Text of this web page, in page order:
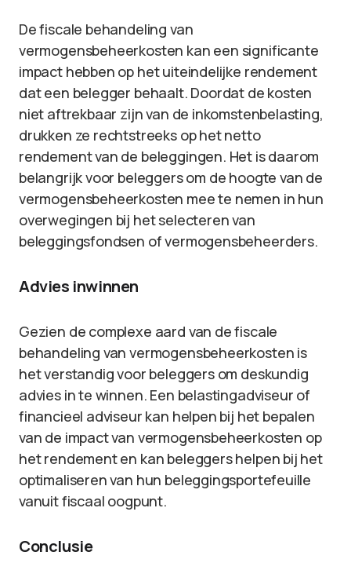
De fiscale behandeling van
vermogensbeheerkosten kan een significante
impact hebben op het uiteindelijke rendement
dat een belegger behaalt. Doordat de kosten
niet aftrekbaar zijn van de inkomstenbelasting,
drukken ze rechtstreeks op het netto
rendement van de beleggingen. Het is daarom
belangrijk voor beleggers om de hoogte van de
vermogensbeheerkosten mee te nemen in hun
overwegingen bij het selecteren van
beleggingsfondsen of vermogensbeheerders.
Advies inwinnen
Gezien de complexe aard van de fiscale
behandeling van vermogensbeheerkosten is
het verstandig voor beleggers om deskundig
advies in te winnen. Een belastingadviseur of
financieel adviseur kan helpen bij het bepalen
van de impact van vermogensbeheerkosten op
het rendement en kan beleggers helpen bij het
optimaliseren van hun beleggingsportefeuille
vanuit fiscaal oogpunt.
Conclusie